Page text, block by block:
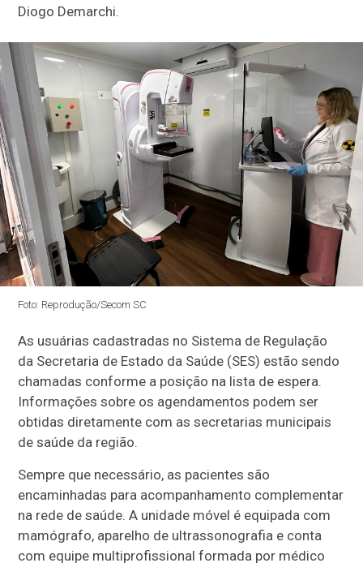
Diogo Demarchi.
Foto: Reprodução/Secom SC
As usuárias cadastradas no Sistema de Regulação
da Secretaria de Estado da Saúde (SES) estão sendo
chamadas conforme a posição na lista de espera.
Informações sobre os agendamentos podem ser
obtidas diretamente com as secretarias municipais
de saúde da região.
Sempre que necessário, as pacientes são
encaminhadas para acompanhamento complementar
na rede de saúde. A unidade móvel é equipada com
mamógrafo, aparelho de ultrassonografia e conta
com equipe multiprofissional formada por médico